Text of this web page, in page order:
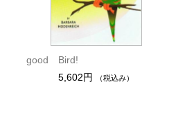
good Bird!
5,602円
（税込み）